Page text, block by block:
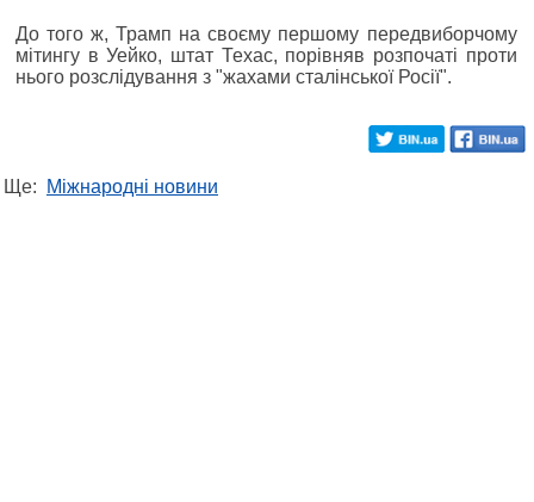
До того ж, Трамп на своєму першому передвиборчому
мітингу в Уейко, штат Техас, порівняв розпочаті проти
нього розслідування з "жахами сталінської Росії".
Ще: Міжнародні новини